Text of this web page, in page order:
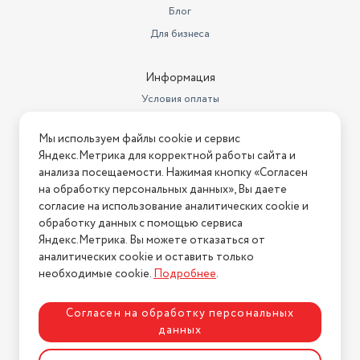
Блог
Для бизнеса
Информация
Условия оплаты
Условия возврата
Нашли ошибку на сайте? Напишите нам
2026 © Интернет-магазин "АстМаркет". У нас есть всё!
Политика конфиденциальности
Разработка сайтаASTDESIGN
Мы используем файлы cookie и сервис
Яндекс.Метрика для корректной работы сайта и
анализа посещаемости. Нажимая кнопку «Согласен
на обработку персональных данных», Вы даете
согласие на использование аналитических cookie и
обработку данных с помощью сервиса
Яндекс.Метрика. Вы можете отказаться от
аналитических cookie и оставить только
необходимые cookie.Подробнее.
Согласен на обработку персональных
данных